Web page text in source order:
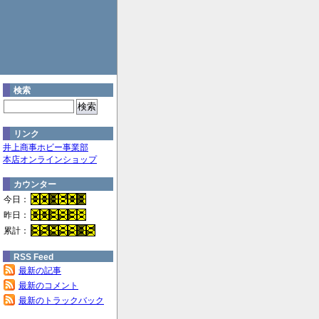
検索
リンク
井上商事ホビー事業部
本店オンラインショップ
カウンター
今日：
昨日：
累計：
RSS Feed
最新の記事
最新のコメント
最新のトラックバック